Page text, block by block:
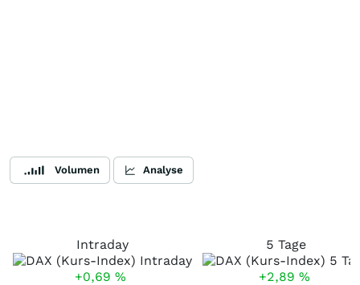
Volumen Analyse
Intraday
+0,69 %
5 Tage
+2,89 %